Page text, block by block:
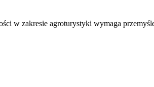
w zakresie agroturystyki wymaga